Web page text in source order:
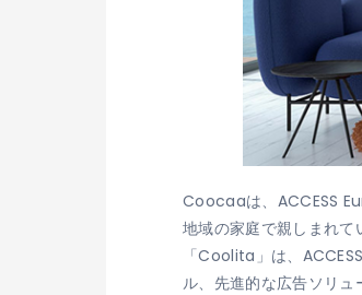
Coocaaは、ACCESS
地域の家庭で親しまれ
「Coolita」は、
ル、先進的な広告ソリ